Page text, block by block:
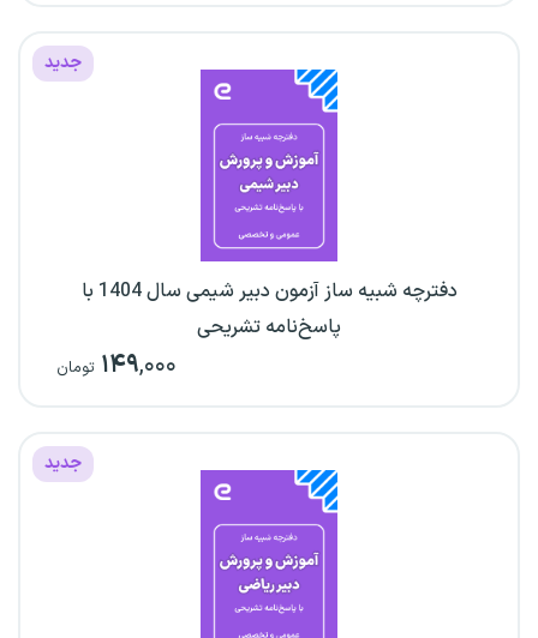
جدید
دفترچه شبیه ساز آزمون دبیر شیمی سال 1404 با
پاسخ‌نامه تشریحی
۱۴۹,۰۰۰ تومان
جدید